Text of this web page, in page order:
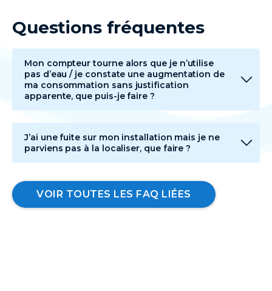
Questions fréquentes
Mon compteur tourne alors que je n’utilise
pas d’eau / je constate une augmentation de
ma consommation sans justification
apparente, que puis-je faire ?
J’ai une fuite sur mon installation mais je ne
parviens pas à la localiser, que faire ?
VOIR TOUTES LES FAQ LIÉES